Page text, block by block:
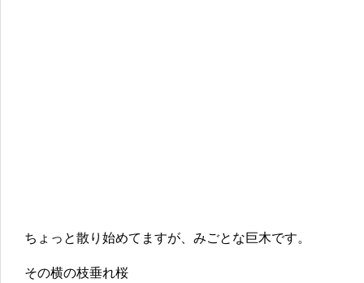
ちょっと散り始めてますが、みごとな巨木です。
その横の枝垂れ桜